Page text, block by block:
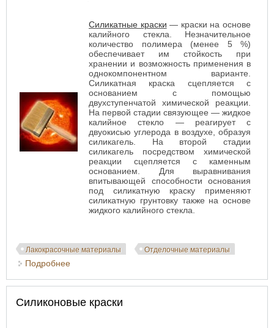
Силикатные краски — краски на основе
калийного стекла. Незначительное
количество полимера (менее 5 %)
обеспечивает им стойкость при
хранении и возможность применения в
однокомпонентном варианте.
Силикатная краска сцепляется с
основанием с помощью
двухступенчатой химической реакции.
На первой стадии связующее — жидкое
калийное стекло — реагирует с
двуокисью углерода в воздухе, образуя
силикагель. На второй стадии
силикагель посредством химической
реакции сцепляется с каменным
основанием. Для выравнивания
впитывающей способности основания
под силикатную краску применяют
силикатную грунтовку также на основе
жидкого калийного стекла.
Лакокрасочные материалы Отделочные материалы
Подробнее
Силиконовые краски